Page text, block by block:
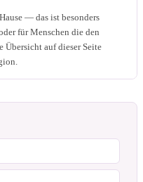
— das ist besonders
für Menschen die den
Übersicht auf dieser Seite